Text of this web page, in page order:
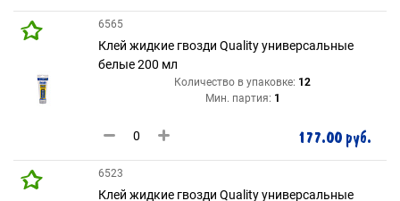
6565
Клей жидкие гвозди Quality универсальные
белые 200 мл
Количество в упаковке: 12
Мин. партия: 1
177.00 руб.
6523
Клей жидкие гвозди Quality универсальные